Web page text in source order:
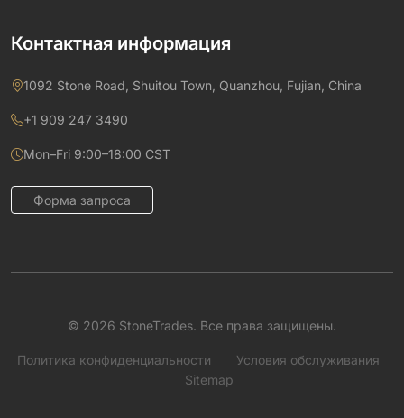
Контактная информация
1092 Stone Road, Shuitou Town, Quanzhou, Fujian, China
+1 909 247 3490
Mon–Fri 9:00–18:00 CST
Форма запроса
© 2026 StoneTrades. Все права защищены.
Политика конфиденциальности
Условия обслуживания
Sitemap